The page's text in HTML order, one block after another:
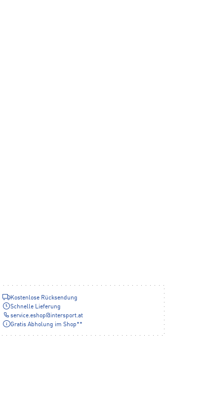
Kostenlose Rücksendung
Schnelle Lieferung
service.eshop@intersport.at
Gratis Abholung im Shop**